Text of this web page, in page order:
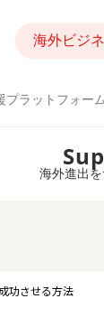
ラットフォーム
海外ビジ
海外進出
功させる方法